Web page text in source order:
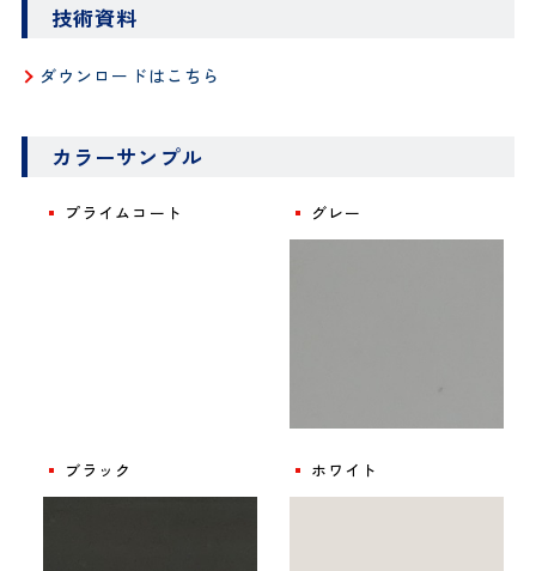
技術資料
ダウンロードはこちら
カラーサンプル
プライムコート グレー
ブラック ホワイト